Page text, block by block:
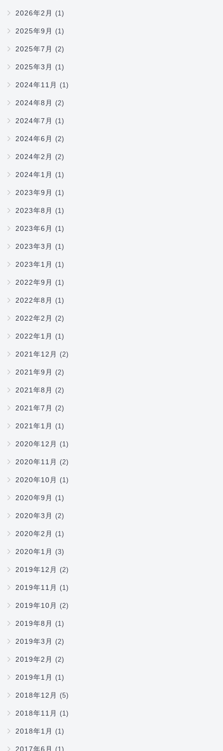
2026年2月 (1)
2025年9月 (1)
2025年7月 (2)
2025年3月 (1)
2024年11月 (1)
2024年8月 (2)
2024年7月 (1)
2024年6月 (2)
2024年2月 (2)
2024年1月 (1)
2023年9月 (1)
2023年8月 (1)
2023年6月 (1)
2023年3月 (1)
2023年1月 (1)
2022年9月 (1)
2022年8月 (1)
2022年2月 (2)
2022年1月 (1)
2021年12月 (2)
2021年9月 (2)
2021年8月 (2)
2021年7月 (2)
2021年1月 (1)
2020年12月 (1)
2020年11月 (2)
2020年10月 (1)
2020年9月 (1)
2020年3月 (2)
2020年2月 (1)
2020年1月 (3)
2019年12月 (2)
2019年11月 (1)
2019年10月 (2)
2019年8月 (1)
2019年3月 (2)
2019年2月 (2)
2019年1月 (1)
2018年12月 (5)
2018年11月 (1)
2018年1月 (1)
2017年6月 (1)